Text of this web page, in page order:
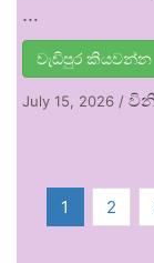
…
වැඩිපුර කියවන්න
July 15, 2026 /
1 2